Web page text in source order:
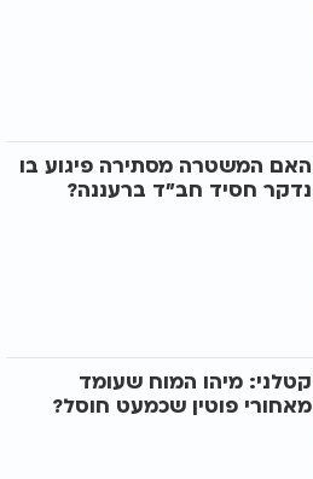
האם המשטרה מסתירה פיגוע בו
נדקר חסיד חב"ד ברעננה?
קטלני: מיהו המוח שעומד
מאחורי פוטין שכמעט חוסל?